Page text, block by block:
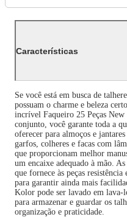
Características
Se você está em busca de
possuam o charme e beleza
incrível Faqueiro 25 Peças
conjunto, você garante toda a
oferecer para almoços e
garfos, colheres e facas com
que proporcionam melhor
um encaixe adequado à mão.
que fornece às peças
para garantir ainda mais
Kolor pode ser lavado em lava-
para armazenar e guardar os
organização e praticidade.